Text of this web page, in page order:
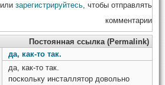
или зарегистрируйтесь, чтобы отправлять
комментарии
Постоянная ссылка (Permalink)
да, как-то так.
да, как-то так.
поскольку инсталлятор довольно